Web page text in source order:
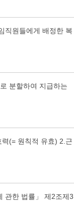
직원들에게 배정한 복
분할하여 지급하는
(= 원칙적 유효) 2.근
관한 법률」 제2조제3